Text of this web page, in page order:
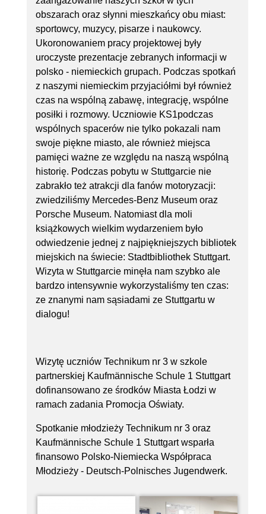
obszarach oraz słynni mieszkańcy obu miast:
sportowcy, muzycy, pisarze i naukowcy.
Ukoronowaniem pracy projektowej były
uroczyste prezentacje zebranych informacji w
polsko - niemieckich grupach. Podczas spotkań
z naszymi niemieckim przyjaciółmi był również
czas na wspólną zabawę, integrację, wspólne
posiłki i rozmowy. Uczniowie KS1podczas
wspólnych spacerów nie tylko pokazali nam
swoje piękne miasto, ale również miejsca
pamięci ważne ze względu na naszą wspólną
historię. Podczas pobytu w Stuttgarcie nie
zabrakło też atrakcji dla fanów motoryzacji:
zwiedziliśmy Mercedes-Benz Museum oraz
Porsche Museum. Natomiast dla moli
książkowych wielkim wydarzeniem było
odwiedzenie jednej z najpiękniejszych bibliotek
miejskich na świecie: Stadtbibliothek Stuttgart.
Wizyta w Stuttgarcie minęła nam szybko ale
bardzo intensywnie wykorzystaliśmy ten czas:
ze znanymi nam sąsiadami ze Stuttgartu w
dialogu!
Wizytę uczniów Technikum nr 3 w szkole
partnerskiej Kaufmännische Schule 1 Stuttgart
dofinansowano ze środków Miasta Łodzi w
ramach zadania Promocja Oświaty.
Spotkanie młodzieży Technikum nr 3 oraz
Kaufmännische Schule 1 Stuttgart wsparła
finansowo Polsko-Niemiecka Współpraca
Młodzieży - Deutsch-Polnisches Jugendwerk.